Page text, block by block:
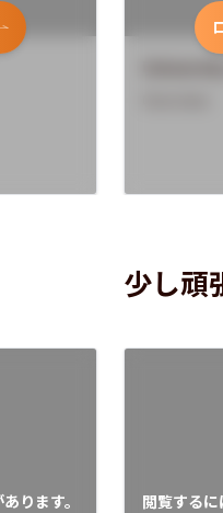
少し頑
ります。 閲覧するに